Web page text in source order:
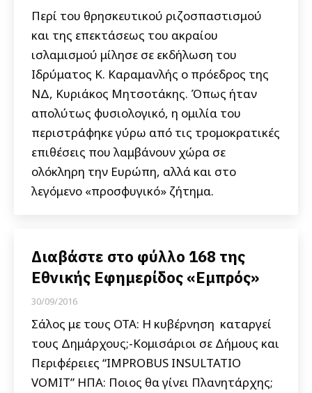
Περί του θρησκευτικού ριζοσπαστισμού
και της επεκτάσεως του ακραίου
ισλαμισμού μίλησε σε εκδήλωση του
Ιδρύματος Κ. Καραμανλής ο πρόεδρος της
ΝΔ, Κυριάκος Μητσοτάκης. Όπως ήταν
απολύτως φυσιολογικό, η ομιλία του
περιστράφηκε γύρω από τις τρομοκρατικές
επιθέσεις που λαμβάνουν χώρα σε
ολόκληρη την Ευρώπη, αλλά και στο
λεγόμενο «προσφυγικό» ζήτημα.
Διαβάστε στο φύλλο 168 της
Εθνικής Εφημερίδος «Εμπρός»
30/09/2016
Σάλος με τους ΟΤΑ: Η κυβέρνηση καταργεί
τους Δημάρχους;-Κομισάριοι σε Δήμους και
Περιφέρειες “IMPROBUS INSULTATIO
VOMIT” ΗΠΑ: Ποιος θα γίνει Πλανητάρχης;